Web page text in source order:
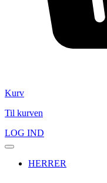
Kurv
Til kurven
LOG IND
HERRER